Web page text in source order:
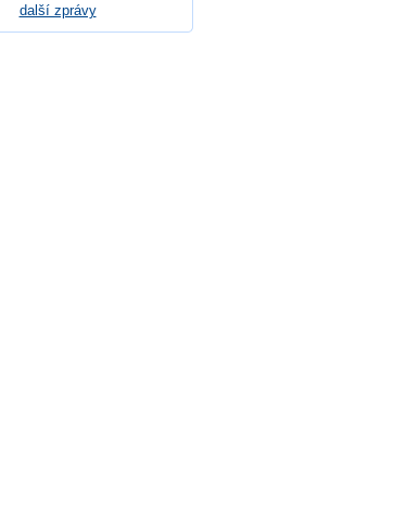
další zprávy